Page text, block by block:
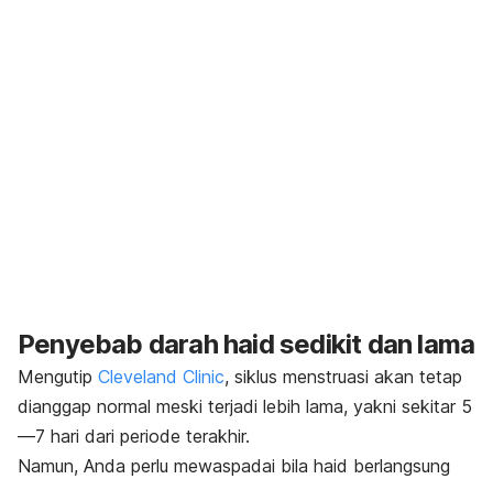
Penyebab darah haid sedikit dan lama
Mengutip Cleveland Clinic, siklus menstruasi akan tetap
dianggap normal meski terjadi lebih lama, yakni sekitar 5
—7 hari dari periode terakhir.
Namun, Anda perlu mewaspadai bila haid berlangsung